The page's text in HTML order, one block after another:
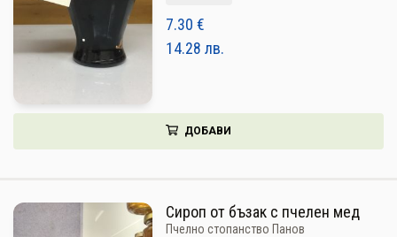
7.30 €
14.28 лв.
ДОБАВИ
Сироп от бъзак с пчелен мед
Пчелно стопанство Панов